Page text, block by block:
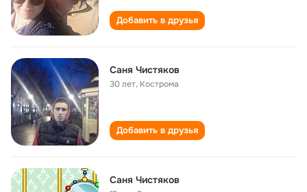
Добавить в друзья
Саня Чистяков
30 лет, Кострома
Добавить в друзья
Саня Чистяков